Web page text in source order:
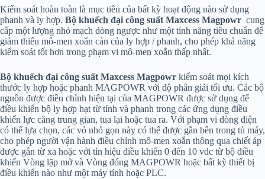
Kiểm soát hoàn toàn là mục tiêu của bất kỳ hoạt động nào sử dụng
phanh và ly hợp. Bộ khuếch đại công suất Maxcess Magpowr cung
cấp một lượng nhỏ mạch dòng ngược như một tính năng tiêu chuẩn để
giảm thiểu mô-men xoắn cản của ly hợp / phanh, cho phép khả năng
kiểm soát tốt hơn trong phạm vi mô-men xoắn thấp nhất.
Bộ khuếch đại công suất Maxcess Magpowr kiểm soát mọi kích
thước ly hợp hoặc phanh MAGPOWR với độ phân giải tối ưu. Các bộ
nguồn được điều chỉnh hiện tại của MAGPOWR được sử dụng để
điều khiển bộ ly hợp hạt từ tính và phanh trong các ứng dụng điều
khiển lực căng trung gian, tua lại hoặc tua ra. Với phạm vi dòng điện
có thể lựa chọn, các vỏ nhỏ gọn này có thể được gắn bên trong tủ máy,
cho phép người vận hành điều chỉnh mô-men xoắn thông qua chiết áp
được gắn từ xa hoặc với tín hiệu điều khiển 0 đến 10 vdc từ bộ điều
khiển Vòng lặp mở và Vòng đóng MAGPOWR hoặc bất kỳ thiết bị
điều khiển nào như một máy tính hoặc PLC.